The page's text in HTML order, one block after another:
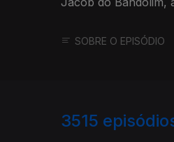
SOBRE O EPISÓDIO
3515